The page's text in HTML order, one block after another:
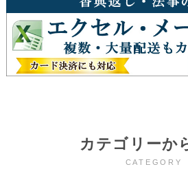
カテゴリーか
CATEGORY